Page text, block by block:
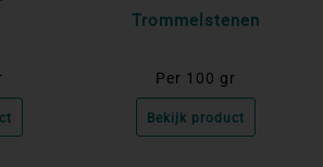
Trommelstenen
Per 100 gr
Bekijk product